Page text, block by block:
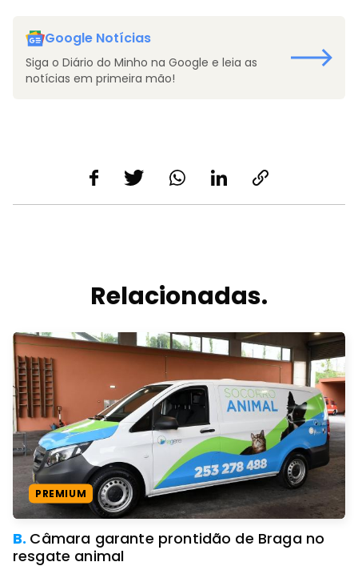
Google Notícias
Siga o Diário do Minho na Google e leia as
notícias em primeira mão!
Relacionadas.
PREMIUM
B. Câmara garante prontidão de Braga no
resgate animal